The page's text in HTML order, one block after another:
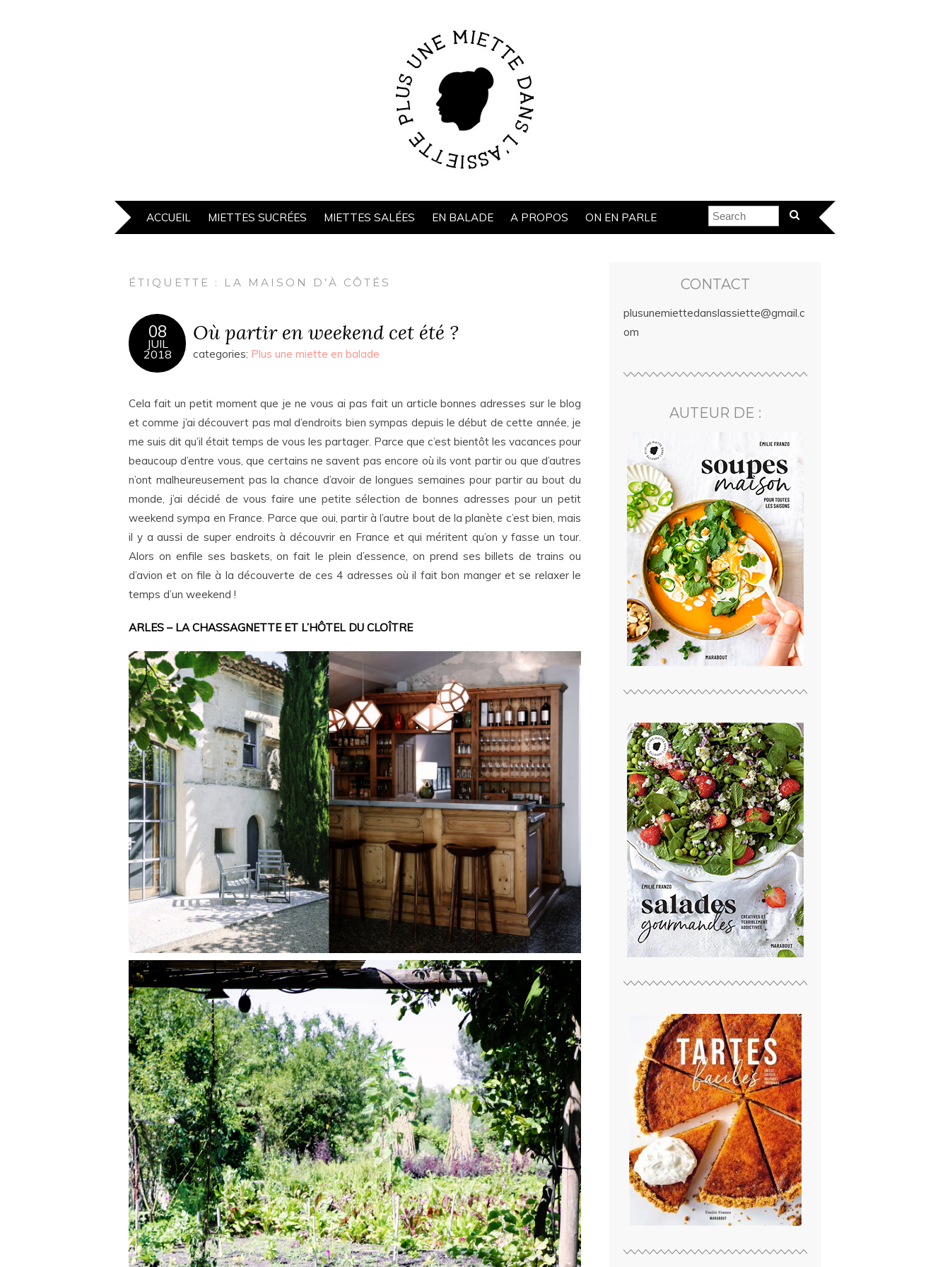
ACCUEIL MIETTES SUCRÉES MIETTES SALÉES EN BALADE A PROPOS ON EN PARLE
ÉTIQUETTE : LA MAISON D’À CÔTÉS
08
JUIL
2018
Où partir en weekend cet été ?
categories: Plus une miette en balade
Cela fait un petit moment que je ne vous ai pas fait un article bonnes adresses sur le blog
et comme j’ai découvert pas mal d’endroits bien sympas depuis le début de cette année, je
me suis dit qu’il était temps de vous les partager. Parce que c’est bientôt les vacances pour
beaucoup d’entre vous, que certains ne savent pas encore où ils vont partir ou que d’autres
n’ont malheureusement pas la chance d’avoir de longues semaines pour partir au bout du
monde, j’ai décidé de vous faire une petite sélection de bonnes adresses pour un petit
weekend sympa en France. Parce que oui, partir à l’autre bout de la planète c’est bien, mais
il y a aussi de super endroits à découvrir en France et qui méritent qu’on y fasse un tour.
Alors on enfile ses baskets, on fait le plein d’essence, on prend ses billets de trains ou
d’avion et on file à la découverte de ces 4 adresses où il fait bon manger et se relaxer le
temps d’un weekend !
ARLES – LA CHASSAGNETTE ET L’HÔTEL DU CLOÎTRE
CONTACT
plusunemiettedanslassiette@gmail.c
om
AUTEUR DE :